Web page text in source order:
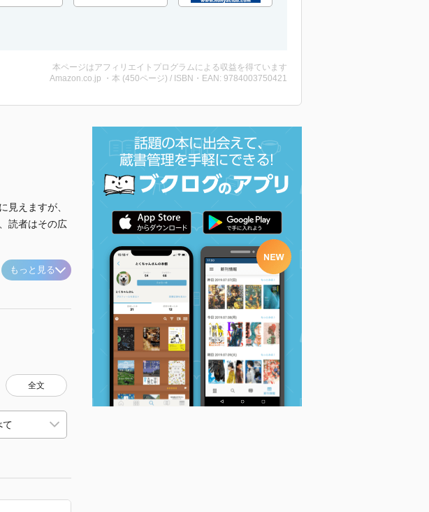
本ページはアフィリエイトプログラムによる収益を得ています
Amazon.co.jp ・本 (450ページ) / ISBN・EAN: 9784003750421
見えますが、
読者はその広
もっと見る
全文